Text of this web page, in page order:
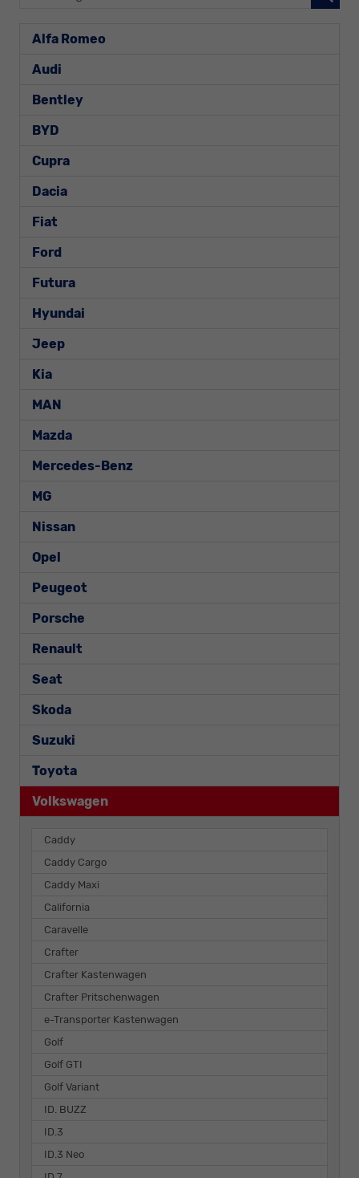
Alfa Romeo
Audi
Bentley
BYD
Cupra
Dacia
Fiat
Ford
Futura
Hyundai
Jeep
Kia
MAN
Mazda
Mercedes-Benz
MG
Nissan
Opel
Peugeot
Porsche
Renault
Seat
Skoda
Suzuki
Toyota
Volkswagen
Caddy
Caddy Cargo
Caddy Maxi
California
Caravelle
Crafter
Crafter Kastenwagen
Crafter Pritschenwagen
e-Transporter Kastenwagen
Golf
Golf GTI
Golf Variant
ID. BUZZ
ID.3
ID.3 Neo